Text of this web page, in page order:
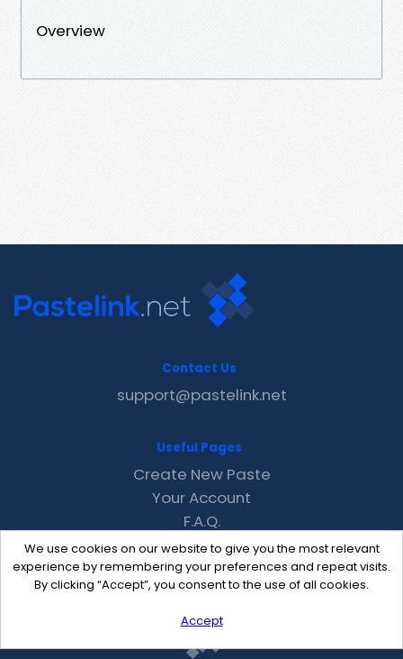
Overview
We use cookies on our website to give you the most relevant
experience by remembering your preferences and repeat visits.
By clicking “Accept”, you consent to the use of all cookies.
Accept
Contact Us
support@pastelink.net
Useful Pages
Create New Paste
Your Account
F.A.Q.
Recent
Contact